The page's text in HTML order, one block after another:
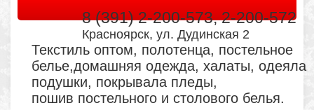
8 (391) 2-200-573, 2-200-572
Красноярск, ул. Дудинская 2
Текстиль оптом, полотенца, постельное
белье,домашняя одежда, халаты, одеяла
подушки, покрывала пледы,
пошив постельного и столового белья.